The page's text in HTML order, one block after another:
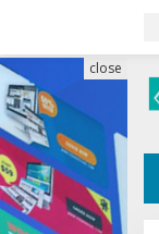
close